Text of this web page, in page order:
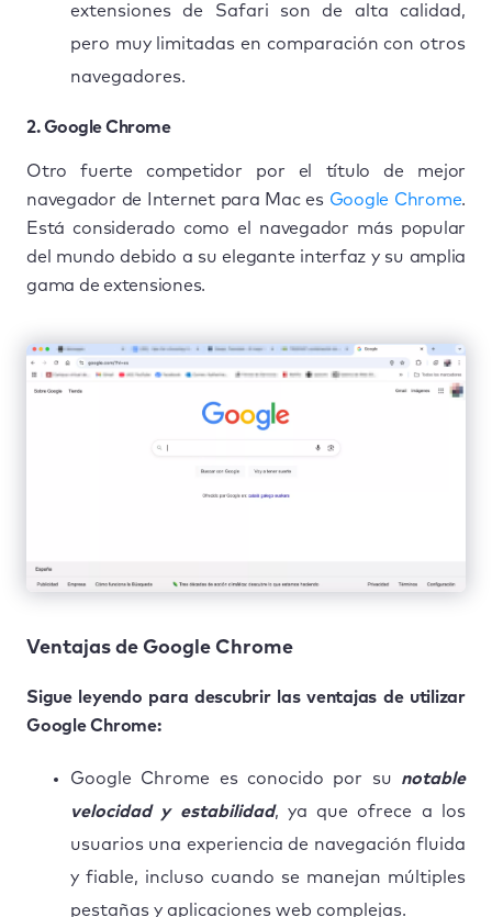
extensiones de Safari son de alta calidad,
pero muy limitadas en comparación con otros
navegadores.
2. Google Chrome
Otro fuerte competidor por el título de mejor
navegador de Internet para Mac es Google Chrome.
Está considerado como el navegador más popular
del mundo debido a su elegante interfaz y su amplia
gama de extensiones.
Ventajas de Google Chrome
Sigue leyendo para descubrir las ventajas de utilizar
Google Chrome:
Google Chrome es conocido por su notable
velocidad y estabilidad, ya que ofrece a los
usuarios una experiencia de navegación fluida
y fiable, incluso cuando se manejan múltiples
pestañas y aplicaciones web complejas.